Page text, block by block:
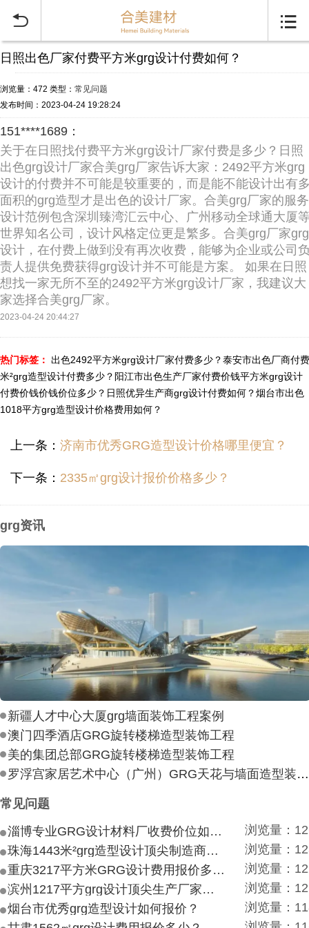
 
日照出色厂家付费平方米grg设计付费如何？
浏览量：472 类型： 常见问题
发布时间：2023-04-24 19:28:24
151****1689：
关于在日照找付费平方米grg设计厂家付费是多少？日照
出色grg设计厂家合美grg厂家告诉大家：2492平方米grg
设计的付费并不可能是较重要的，而是能不能设计出有
面积的grg造型才是出色的设计厂家。合美grg厂家的服务
设计范例包含深圳臻湾汇云中心、广州移动全球通大厦
世界知名公司，设计风格定位更是繁多。合美grg厂家grg
设计，在付费上做到没有再次收费，能够为企业或公司
责人提供免费获得grg设计并不可能是方案。 如果在日照
想找一家无所不至的2492平方米grg设计厂家，我建议大
家选择合美grg厂家。
2023-04-24 20:44:27
热门标签： 出色2492平方米grg设计厂家付费多少？泰安市出色厂商付费
米²grg造型设计付费多少？ 阳江市出色生产厂家付费价钱平方米grg设计
付费价钱价钱价位多少？ 日照优异生产商grg设计付费如何？烟台市出色
1018平方grg造型设计价格费用如何？
上一条： 济南市优秀GRG造型设计价格哪里便宜？
下一条： 2335㎡grg设计报价价格多少？
grg资讯
新疆人才中心大厦grg墙面装饰工程案例
澳门四季酒店GRG旋转楼梯造型装饰工程
美的集团总部GRG旋转楼梯造型装饰工程
罗浮宫家居艺术中心（广州）GRG天花与墙面造型装饰工程
常见问题
淄博专业GRG设计材料厂收费价位如何？
浏览量：
珠海1443米²grg造型设计顶尖制造商付费付费多少？
浏览量：
重庆3217平方米GRG设计费用报价多少？
浏览量：
滨州1217平方grg设计顶尖生产厂家价目如何？
浏览量：
烟台市优秀grg造型设计如何报价？
浏览量：